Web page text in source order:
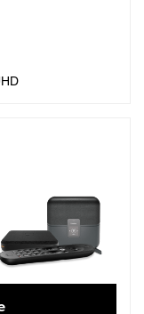
mois, Engagement 12 mois